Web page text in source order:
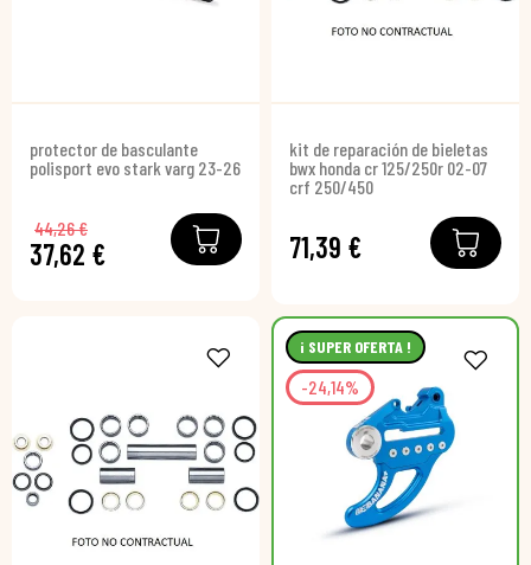
protector de basculante
polisport evo stark varg 23-26
37,62 €
44,26 €
kit de reparación de bieletas
bwx honda cr 125/250r 02-07
crf 250/450
71,39 €
¡ SUPER OFERTA !
-24,14%